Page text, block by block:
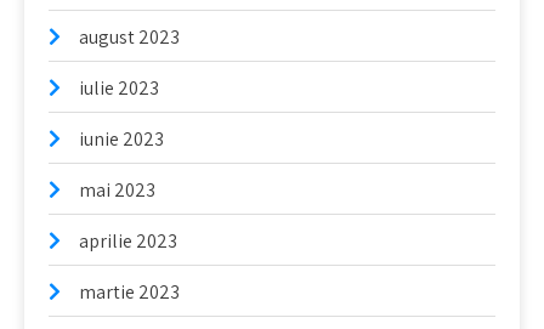
august 2023
iulie 2023
iunie 2023
mai 2023
aprilie 2023
martie 2023